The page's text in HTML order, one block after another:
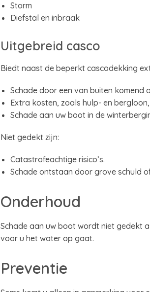
Storm
Diefstal en inbraak
Uitgebreid casco
Biedt naast de beperkt cascodekking
Schade door een van buiten
Extra kosten, zoals hulp- en
Schade aan uw boot in de
Niet gedekt zijn:
Catastrofeachtige risico’s.
Schade ontstaan door grove schuld
Onderhoud
Schade aan uw boot wordt niet gedekt
voor u het water op gaat.
Preventie